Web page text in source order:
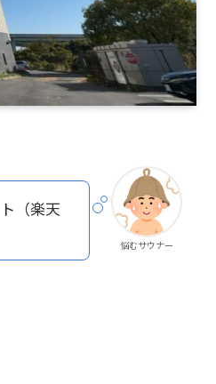
悩むサウナー
（楽天